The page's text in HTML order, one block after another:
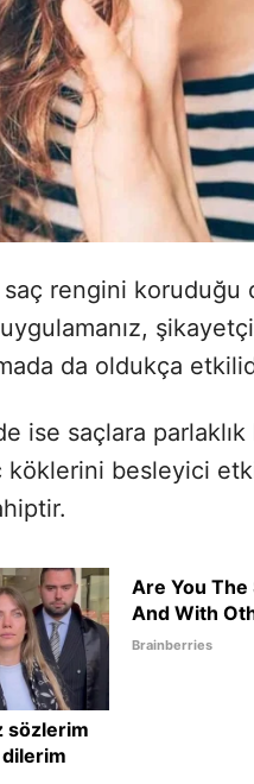
rengini koruduğu
da oldukça
ise saçlara parlaklık
köklerini besleyici